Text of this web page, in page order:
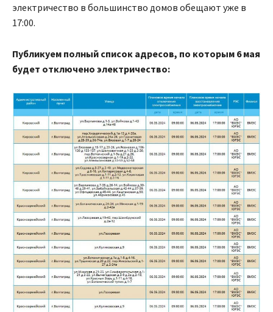
электричество в большинство домов обещают уже в
17:00.
Публикуем полный список адресов, по которым 6 мая
будет отключено электричество: